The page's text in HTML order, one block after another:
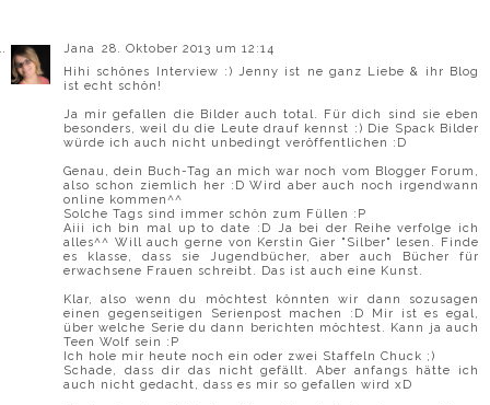
Jana 28. Oktober 2013 um 12:14
Hihi schönes Interview :) Jenny ist ne ganz Liebe & ihr Blog
ist echt schön!
Ja mir gefallen die Bilder auch total. Für dich sind sie eben
besonders, weil du die Leute drauf kennst :) Die Spack Bilder
würde ich auch nicht unbedingt veröffentlichen :D
Genau, dein Buch-Tag an mich war noch vom Blogger Forum,
also schon ziemlich her :D Wird aber auch noch irgendwann
online kommen^^
Solche Tags sind immer schön zum Füllen :P
Aiii ich bin mal up to date :D Ja bei der Reihe verfolge ich
alles^^ Will auch gerne von Kerstin Gier "Silber" lesen. Finde
es klasse, dass sie Jugendbücher, aber auch Bücher für
erwachsene Frauen schreibt. Das ist auch eine Kunst.
Klar, also wenn du möchtest könnten wir dann sozusagen
einen gegenseitigen Serienpost machen :D Mir ist es egal,
über welche Serie du dann berichten möchtest. Kann ja auch
Teen Wolf sein :P
Ich hole mir heute noch ein oder zwei Staffeln Chuck ;)
Schade, dass dir das nicht gefällt. Aber anfangs hätte ich
auch nicht gedacht, dass es mir so gefallen wird xD